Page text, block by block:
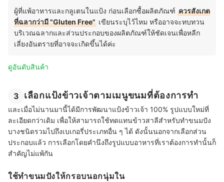
มาทำงานในร้านในตำแหน่ง Pastry Chef ของร้าน ตั้งแต่ปี 2018 เป็นเวลาสามปี และ
ปัจจุบันได้เข้ามาร่วมงานกับ Pasticceria Caffè Pirona (50 Top Italy Pasticcerie
2022) ส่วนตัวชอบขีดเขียนและถ่ายรูปขนมสวยๆ ตามสไตล์พร้อมเอกลักษณ์และ
Signature ที่ชัดเจน ชอบเดินทางท่องเที่ยวไปชิมขนมในที่ต่าง ๆ จนกระทั่งมาจับปลาย
ปากกาเขียนหนังสือเบเกอรี่ “Bake with heart” และได้ฝึกพัฒนาฝีมือจนกระทั่งได้เข้า
ทำงานสายขนมหวานอย่างจริงจังที่ร้านเก่าแก่ติดอันดับ Top 10 ของประเทศอิตาลีและ
Top 50 Best Coffee Of The World
ผู้ที่แพ้อาหารและกลูเตนในแป้ง ก่อนเลือกซื้อผลิตภัณฑ์ ควรสังเกต
ที่ฉลากว่ามี "Gluten Free" เขียนระบุไว้ไหม หรืออาจจะทบทวน
บริเวณฉลากและส่วนประกอบของผลิตภัณฑ์ให้ชัดเจนเพื่อหลีก
เลี่ยงอันตรายที่อาจจะเกิดขึ้นได้ค่ะ
ดูอันดับสินค้า
3 เลือกแป้งข้าวเจ้าตามเมนูขนมที่ต้องการทำ
และเมื่อไม่นานมานี้ได้มีการพัฒนาแป้งข้าวเจ้า 100% รูปแบบใหม่ที่
ละเอียดกว่าเดิม เพื่อให้สามารถใช้ทดแทนข้าวสาลีสำหรับทำขนมปัง
บางชนิดรวมไปถึงเบเกอรี่ประเภทอื่น ๆ ได้ ดังนั้นนอกจากเลือกส่วน
ประกอบแล้ว การเลือกโดยคำนึงถึงรูปแบบอาหารที่เราต้องการทำนั้นก็
สำคัญไม่แพ้กัน
ใช้ทำขนมปังให้กรอบนอกนุ่มใน